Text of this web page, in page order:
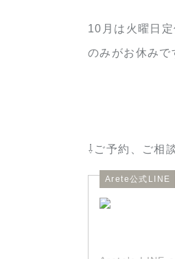
10月は火曜日定
のみがお休みで
⇩ご予約、ご相
Arete公式LINE